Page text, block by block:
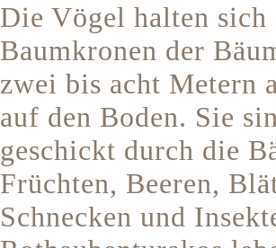
Die Vögel halten
Baumkronen der
zwei bis acht Metern
auf den Boden. Sie
geschickt durch die
Früchten, Beeren,
Schnecken und